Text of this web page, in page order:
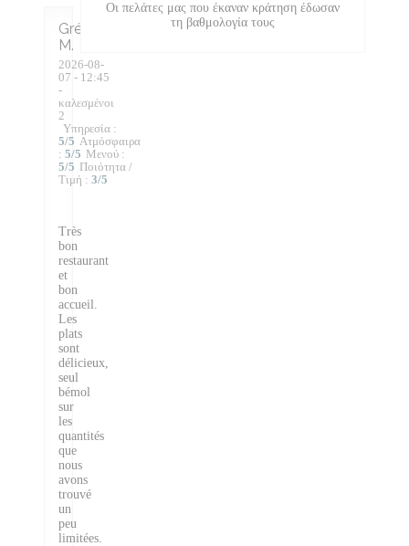
Grégory
M
2026-08-
07 - 12:45
-
καλεσμένοι
2
Υπηρεσία :
5/5 Ατμόσφαιρα
: 5/5 Μενού :
5/5 Ποιότητα /
Τιμή : 3/5
Très
bon
restaurant
et
bon
accueil.
Les
plats
sont
délicieux,
seul
bémol
sur
les
quantités
que
nous
avons
trouvé
un
peu
limitées.
Οι πελάτες μας που έκαναν κράτηση έδωσαν
τη βαθμολογία τους